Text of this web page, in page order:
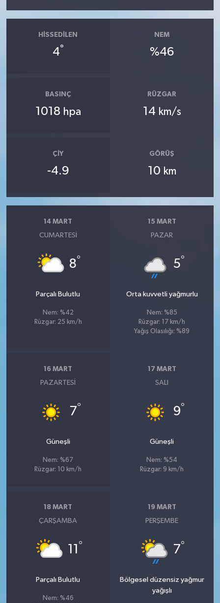
HISSEDILEN
4°
NEM
%46
BASINÇ
1018 hpa
RÜZGAR
14 km/s
ÇIY
-4.9
GÖRÜŞ
10 km
14 MART
CUMARTESI
8°
Parçalı Bulutlu
Nem: %42
Rüzgar: 25 km/h
15 MART
PAZAR
5°
Orta kuvvetli yağmurlu
Nem: %85
Rüzgar: 17 km/h
Yağış Olasılığı: %89
16 MART
PAZARTESI
7°
Güneşli
Nem: %67
Rüzgar: 10 km/h
17 MART
SALI
9°
Güneşli
Nem: %54
Rüzgar: 9 km/h
18 MART
ÇARŞAMBA
11 °
Parçalı Bulutlu
Nem: %46
19 MART
PERŞEMBE
7°
Bölgesel düzensiz yağmur
yağışlı